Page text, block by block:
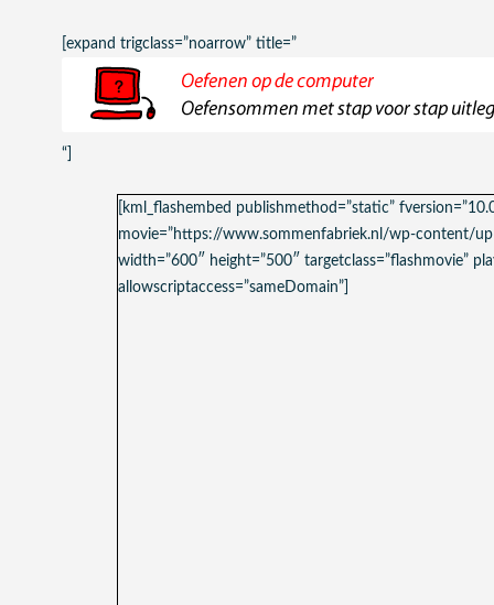
[expand trigclass=”noarrow” title=”
“]
[kml_flashembed publishmethod=”static”
movie=”https://www.sommenfabriek.nl/wp-content/
width=”600″ height=”500″ targetclass=”flashmovie”
allowscriptaccess=”sameDomain”]